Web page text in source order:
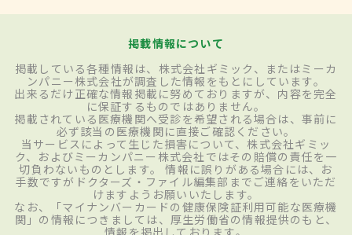
掲載情報について
掲載している各種情報は、株式会社ギミック、またはミーカ
ンパニー株式会社が調査した情報をもとにしています。
出来るだけ正確な情報掲載に努めておりますが、内容を完全
に保証するものではありません。
掲載されている医療機関へ受診を希望される場合は、事前に
必ず該当の医療機関に直接ご確認ください。
当サービスによって生じた損害について、株式会社ギミッ
ク、およびミーカンパニー株式会社ではその賠償の責任を一
切負わないものとします。 情報に誤りがある場合には、お
手数ですがドクターズ・ファイル編集部までご連絡をいただ
けますようお願いいたします。
なお、「マイナンバーカードの健康保険証利用可能な医療機
関」の情報につきましては、厚生労働省の情報提供のもと、